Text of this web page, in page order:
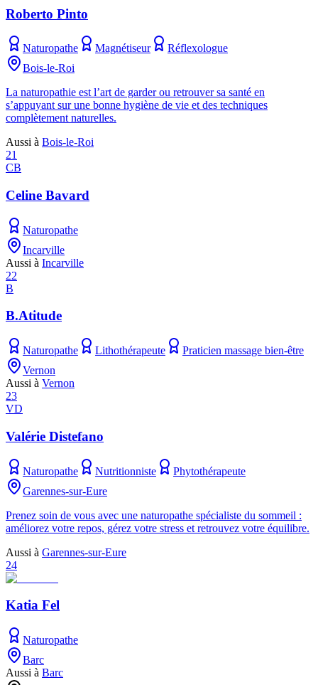
Roberto Pinto
Naturopathe Magnétiseur
Réflexologue
Bois-le-Roi
La naturopathie est l’art de garder ou retrouver sa santé en
s’appuyant sur une bonne hygiène de vie et des techniques
complètement naturelles.
Aussi à Bois-le-Roi
21
CB
Celine Bavard
Naturopathe
Incarville
Aussi à Incarville
22
B
B.Atitude
Naturopathe Lithothérapeute
Praticien massage bien-être
Vernon
Aussi à Vernon
23
VD
Valérie Distefano
Naturopathe Nutritionniste
Phytothérapeute
Garennes-sur-Eure
Prenez soin de vous avec une naturopathe spécialiste du sommeil :
améliorez votre repos, gérez votre stress et retrouvez votre équilibre.
Aussi à Garennes-sur-Eure
24
Katia Fel
Naturopathe
Barc
Aussi à Barc